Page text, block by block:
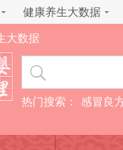
健康养生大数据
大数据
热门搜索： 感冒良